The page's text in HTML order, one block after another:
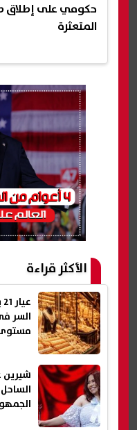
حكومي على إطلاق
المتعثرة
الأكثر قراءة
السر
مستوى في 7
شيرين